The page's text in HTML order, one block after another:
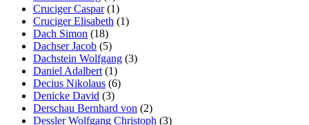
Cruciger Caspar(1)
Cruciger Elisabeth (1)
Dach Simon (18)
Dachser Jacob (5)
Dachstein Wolfgang (3)
Daniel Adalbert (1)
Decius Nikolaus (6)
Denicke David (3)
Derschau Bernhard von (2)
Dessler Wolfgang Christoph (3)